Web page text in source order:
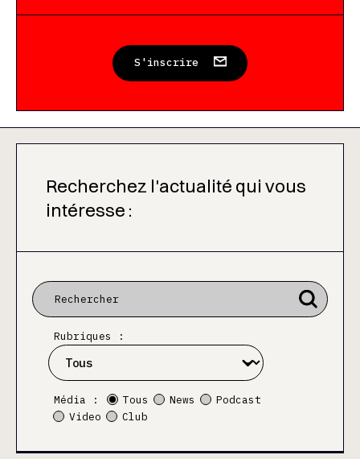
S'inscrire
Recherchez l'actualité qui vous
intéresse :
Rubriques :
Média : Tous News
Podcast
Video
Club